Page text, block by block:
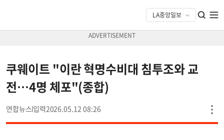
쿠웨이트 "이란 혁명수비대 침투조와 교
전…4명 체포"(종합)
연합뉴스 2026.05.12 08:26